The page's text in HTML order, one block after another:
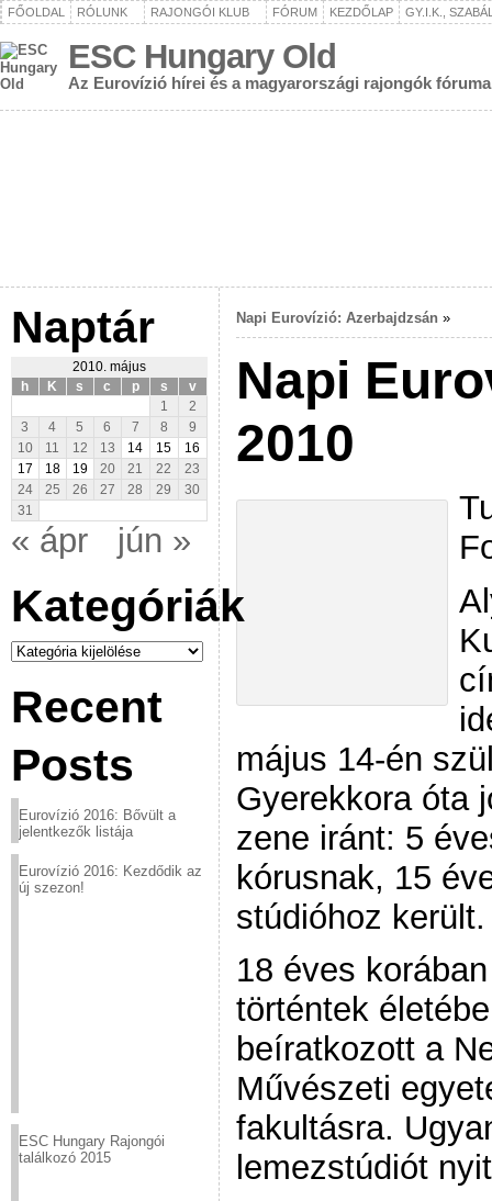
FŐOLDAL RÓLUNK RAJONGÓI KLUB FÓRUM KEZDŐLAP GY.I.K.,
ESC Hungary Old
Az Eurovízió hírei és a magyarországi rajongók fóruma
Naptár
2010. május
h
K s c p s
v
1
2
3
4 5 6 7 8
9
10
11 12 13 14 15
16
17
18 19 20 21 22
23
24
25 26 27 28 29
30
31
« ápr jún »
Kategóriák
Kategóriák
Recent
Posts
Eurovízió 2016: Bővült a
jelentkezők listája
Eurovízió 2016: Kezdődik az
új szezon!
ESC Hungary Rajongói
találkozó 2015
Napi Eurovízió: Azerbajdzsán »
Napi
2010
május 14-én
Gyerekkora óta
zene iránt: 5
kórusnak, 15
stúdióhoz került.
18 éves
történtek
beíratkozott a
Művészeti
fakultásra.
lemezstúdiót